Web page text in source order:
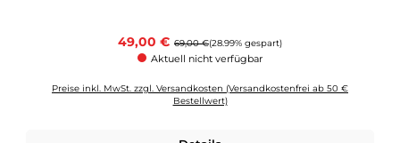
Verkaufspreis:
49,00 € Regulärer Preis:
69,00 €(28.99% gespart)
Aktuell nicht verfügbar
Preise inkl. MwSt. zzgl. Versandkosten (Versandkostenfrei ab 50 €
Bestellwert)